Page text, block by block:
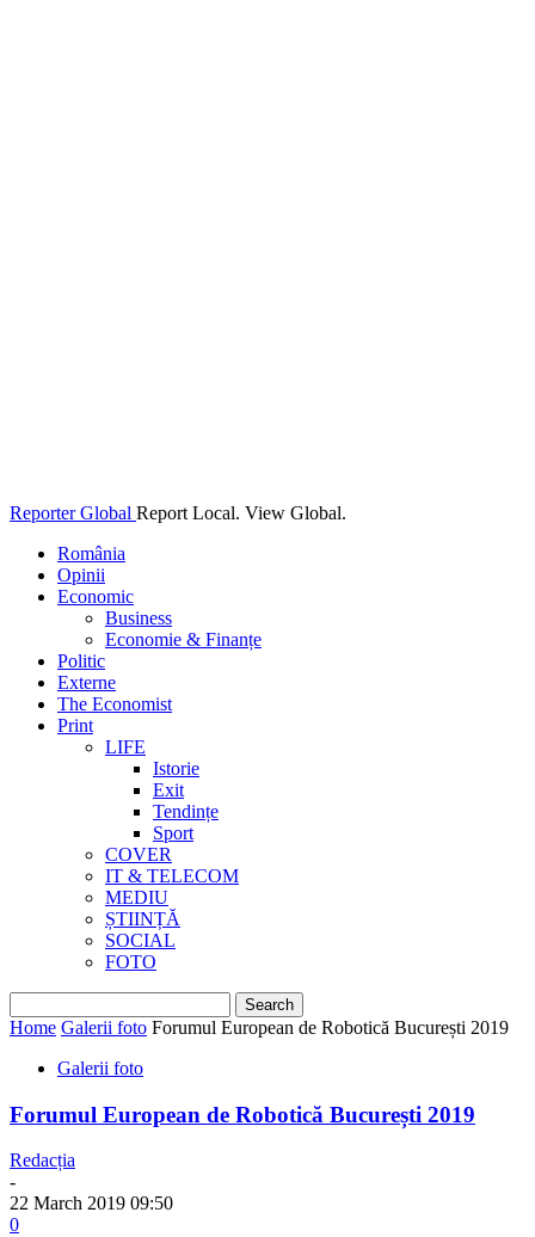
Reporter Global Report Local. View Global.
România
Opinii
Economic
Business
Economie & Finanțe
Politic
Externe
The Economist
Print
LIFE
Istorie
Exit
Tendințe
Sport
COVER
IT & TELECOM
MEDIU
ȘTIINȚĂ
SOCIAL
FOTO
Home Galerii foto Forumul European de Robotică București 2019
Galerii foto
Forumul European de Robotică București 2019
Redacția
-
22 March 2019 09:50
0